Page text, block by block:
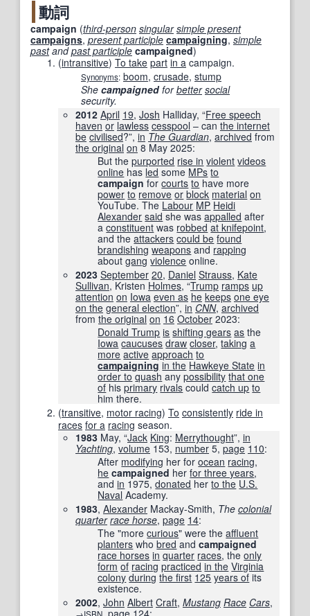
動詞
campaign (third-person singular simple present
campaigns, present participle campaigning, simple
pastandpast participle campaigned)
(intransitive) To take part in a campaign.
Synonyms: boom, crusade, stump
She campaignedforbetter social
security.
2012 April 19, Josh Halliday, “Free speech
haven or lawless cesspool – can the internet
be civilised?”, in The Guardian‎, archived from
the original on 8 May 2025:
But thepurported rise in violent videos
online has led some MPs to
campaign forcourts to have more
power to remove or block material on
YouTube. The Labour MP Heidi
Alexander said she wasappalled after
aconstituent was robbed at knifepoint,
and theattackers could be found
brandishing weapons and rapping
aboutgang violence online.
2023 September 20, Daniel Strauss, Kate
Sullivan, Kristen Holmes, “Trump ramps up
attention on Iowa even as he keeps one eye
on the general election”, in CNN‎, archived
from the original on 16 October 2023:
Donald Trump is shifting gears as the
Iowa caucuses draw closer,taking a
more active approach to
campaigning in the Hawkeye State in
order to quash anypossibility that one
of hisprimary rivals couldcatch up to
him there.
(transitive, motor racing) To consistently ride in
races for a racing season.
1983 May, “Jack King: Merrythought”, in
Yachting, volume 153, number 5, page 110:
After modifying her forocean racing,
he campaigned herfor three years,
andin 1975,donated herto the U.S.
Naval Academy.
1983, Alexander Mackay-Smith, The colonial
quarter race horse, page 14:
The "morecurious" were theaffluent
planters whobred andcampaigned
race horses in quarter races, theonly
form of racing practiced in the Virginia
colony during the first 125 years of its
existence.
2002, John Albert Craft, Mustang Race Cars,